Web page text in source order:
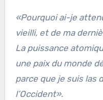
«Pourquoi ai-je
vieilli, et de ma
La puissance
une paix du monde
parce que je suis las
l’Occident».